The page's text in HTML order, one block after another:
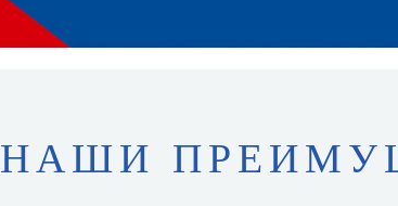
НАШИ